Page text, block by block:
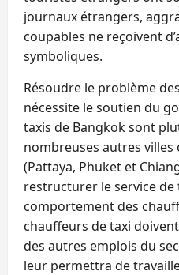
journaux étrangers,
coupables ne reçoivent
symboliques.
Résoudre le problème
nécessite le soutien du
taxis de Bangkok sont
nombreuses autres
(Pattaya, Phuket et
restructurer le service de
comportement des
chauffeurs de taxi
des autres emplois du
leur permettra de